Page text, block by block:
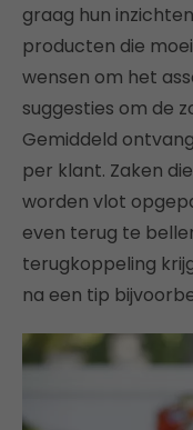
graag hun
producten die
wensen om het
suggesties om de
Gemiddeld
per klant. Zaken
worden vlot
even terug te
terugkoppeling
na een tip